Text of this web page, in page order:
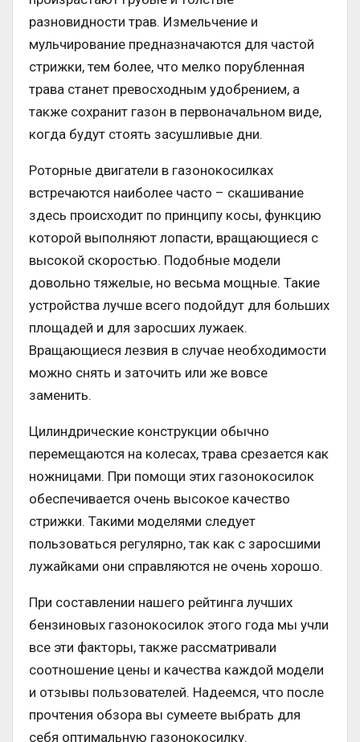
разновидности трав. Измельчение и
мульчирование предназначаются для частой
стрижки, тем более, что мелко порубленная
трава станет превосходным удобрением, а
также сохранит газон в первоначальном виде,
когда будут стоять засушливые дни.
Роторные двигатели в газонокосилках
встречаются наиболее часто – скашивание
здесь происходит по принципу косы, функцию
которой выполняют лопасти, вращающиеся с
высокой скоростью. Подобные модели
довольно тяжелые, но весьма мощные. Такие
устройства лучше всего подойдут для больших
площадей и для заросших лужаек.
Вращающиеся лезвия в случае необходимости
можно снять и заточить или же вовсе
заменить.
Цилиндрические конструкции обычно
перемещаются на колесах, трава срезается как
ножницами. При помощи этих газонокосилок
обеспечивается очень высокое качество
стрижки. Такими моделями следует
пользоваться регулярно, так как с заросшими
лужайками они справляются не очень хорошо.
При составлении нашего рейтинга лучших
бензиновых газонокосилок этого года мы учли
все эти факторы, также рассматривали
соотношение цены и качества каждой модели
и отзывы пользователей. Надеемся, что после
прочтения обзора вы сумеете выбрать для
себя оптимальную газонокосилку.